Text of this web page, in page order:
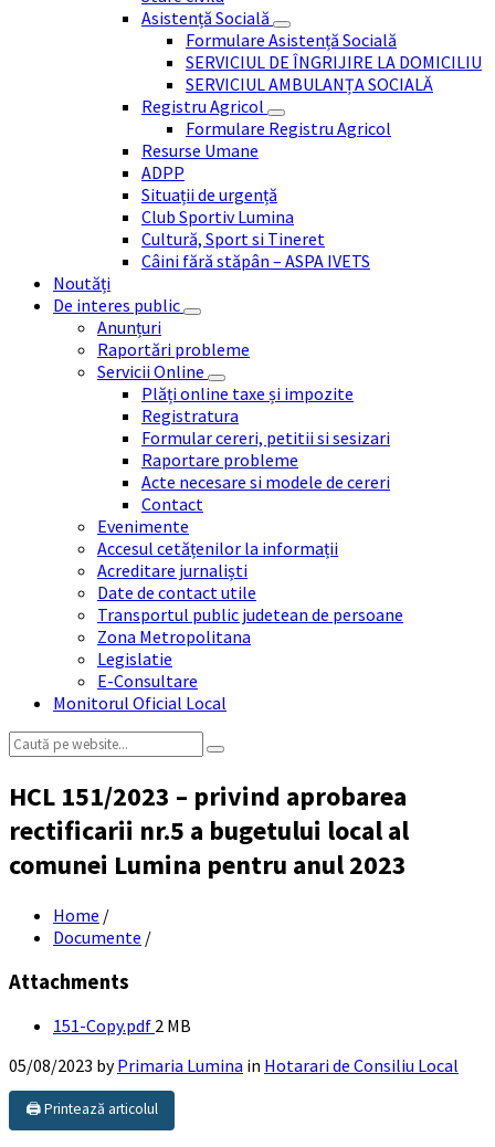
Asistență Socială
Formulare Asistență Socială
SERVICIUL DE ÎNGRIJIRE LA DOMICILIU
SERVICIUL AMBULANȚA SOCIALĂ
Registru Agricol
Formulare Registru Agricol
Resurse Umane
ADPP
Situații de urgență
Club Sportiv Lumina
Cultură, Sport si Tineret
Câini fără stăpân – ASPA IVETS
Noutăți
De interes public
Anunțuri
Raportări probleme
Servicii Online
Plăți online taxe și impozite
Registratura
Formular cereri, petitii si sesizari
Raportare probleme
Acte necesare si modele de cereri
Contact
Evenimente
Accesul cetățenilor la informații
Acreditare jurnaliști
Date de contact utile
Transportul public judetean de persoane
Zona Metropolitana
Legislatie
E-Consultare
Monitorul Oficial Local
Search:
HCL 151/2023 – privind aprobarea
rectificarii nr.5 a bugetului local al
comunei Lumina pentru anul 2023
Home /
Documente /
Attachments
151-Copy.pdf File
2 MB
05/08/2023 byPrimaria Lumina in Hotarari de Consiliu Local
🖨️ Printează articolul